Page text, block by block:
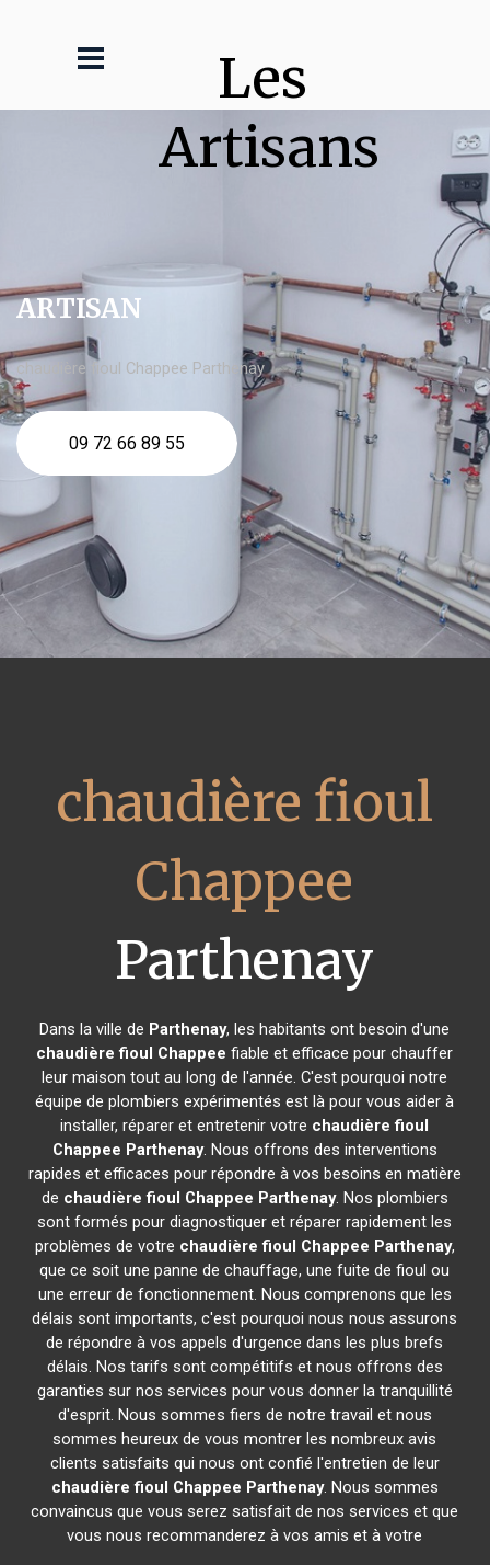
Les
Artisans
ARTISAN
chaudière fioul Chappee Parthenay
09 72 66 89 55
chaudière fioul
Chappee
Parthenay
Dans la ville de Parthenay, les habitants ont besoin d'une
chaudière fioul Chappee fiable et efficace pour chauffer
leur maison tout au long de l'année. C'est pourquoi notre
équipe de plombiers expérimentés est là pour vous aider à
installer, réparer et entretenir votre chaudière fioul
Chappee Parthenay. Nous offrons des interventions
rapides et efficaces pour répondre à vos besoins en matière
de chaudière fioul Chappee Parthenay. Nos plombiers
sont formés pour diagnostiquer et réparer rapidement les
problèmes de votre chaudière fioul Chappee Parthenay,
que ce soit une panne de chauffage, une fuite de fioul ou
une erreur de fonctionnement. Nous comprenons que les
délais sont importants, c'est pourquoi nous nous assurons
de répondre à vos appels d'urgence dans les plus brefs
délais. Nos tarifs sont compétitifs et nous offrons des
garanties sur nos services pour vous donner la tranquillité
d'esprit. Nous sommes fiers de notre travail et nous
sommes heureux de vous montrer les nombreux avis
clients satisfaits qui nous ont confié l'entretien de leur
chaudière fioul Chappee Parthenay. Nous sommes
convaincus que vous serez satisfait de nos services et que
vous nous recommanderez à vos amis et à votre